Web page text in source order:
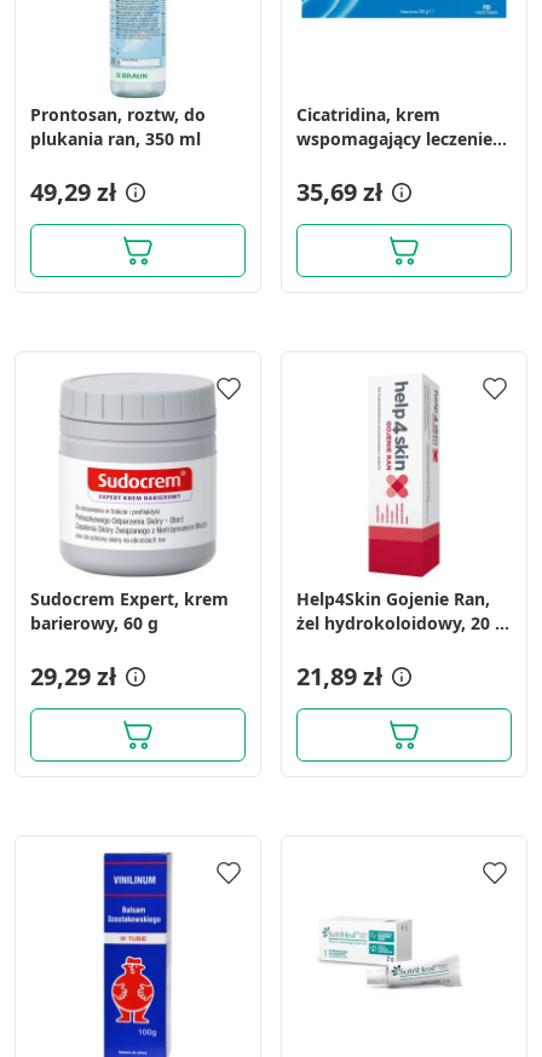
Prontosan, roztw, do
plukania ran, 350 ml
49,29 zł
Cicatridina, krem
wspomagający leczenie
35,69 zł
Sudocrem Expert, krem
barierowy, 60 g
29,29 zł
Help4Skin Gojenie Ran,
żel hydrokoloidowy, 20 g,
21,89 zł